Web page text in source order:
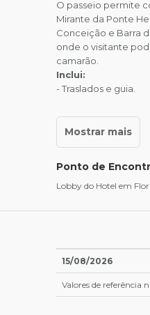
O passeio permite
Mirante da Ponte
Conceição e Barra
onde o visitante
camarão.
Inclui:
- Traslados e guia.
Ponto de
Lobby do Hotel em
15/08/2026
Valores de referência